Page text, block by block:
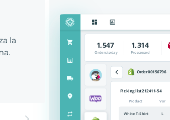
la